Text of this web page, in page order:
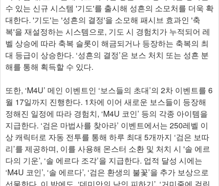
수 있는 신규 시스템 '기도'를 출시해 성흔의 소모처를 더욱 확
대한다. '기도'는 '성흔의 결정'을 소모해 패시브 효과인 '축
복'을 재설정하는 시스템으로, 기도 시 경험치가 누적되어 레
벨 상승에 따라 축복 슬롯이 해금되거나 등장하는 축복의 최
대 등급이 상승한다. ‘성흔의 결정’은 보스 처치 또는 성흔 분
해를 통해 획득할 수 있다.
또한, ‘M4U’ 메인 이벤트인 ‘보스들의 초대’의 2차 이벤트를 6
월 17일까지 진행한다. 1차에 이어 새로운 보스들이 등장해
정해진 일정에 따라 경험치, ‘M4U 코인’ 등의 각종 아이템을
지급한다. ‘검은 마법사를 찾아라’ 이벤트에서는 250레벨 이
상 캐릭터로 자동 전투를 통해 하루 최대 5개까지 ‘검은 보따
리’를 제공하며, 이를 사용해 몬스터 소환 및 처치 시 '솔 에르
다의 기운’, ‘솔 에르다 조각’을 지급한다. 업적 달성 시에는
‘M4U 코인’, ‘솔 에르다’, ‘검은 환생의 불꽃’을 추가 보상으로